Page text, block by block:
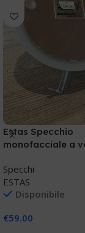
Estas Specchio
monofacciale a
Specchi
ESTAS
Disponibile
€59.00